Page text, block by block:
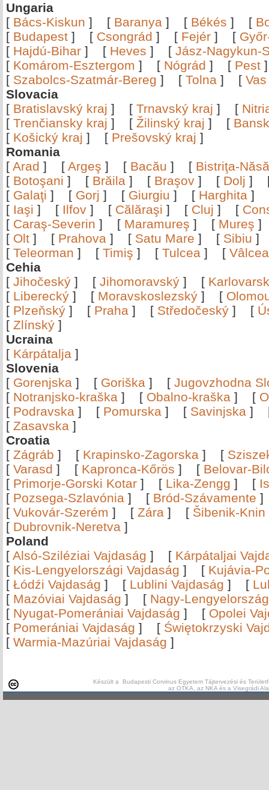
Ungaria
[ Bács-Kiskun ] [ Baranya ] [ Békés ] [
[ Budapest ] [ Csongrád ] [ Fejér ] [
[ Hajdú-Bihar ] [ Heves ] [ Jász-Nagykun-
[ Komárom-Esztergom ] [ Nógrád ] [ Pest
[ Szabolcs-Szatmár-Bereg ] [ Tolna ] [ Vas
Slovacia
[ Bratislavský kraj ] [ Trnavský kraj ] [
[ Trenčiansky kraj ] [ Žilinský kraj ] [
[ Košický kraj ] [ Prešovský kraj ]
Romania
[ Arad ] [ Argeş ] [ Bacău ] [ Bistriţa-
[ Botoşani ] [ Brăila ] [ Braşov ] [ Dolj ]
[ Galaţi ] [ Gorj ] [ Giurgiu ] [ Harghita ]
[ Iaşi ] [ Ilfov ] [ Călăraşi ] [ Cluj ] [
[ Caraş-Severin ] [ Maramureş ] [ Mureş
[ Olt ] [ Prahova ] [ Satu Mare ] [ Sibiu
[ Teleorman ] [ Timiş ] [ Tulcea ] [
Cehia
[ Jihočeský ] [ Jihomoravský ] [
[ Liberecký ] [ Moravskoslezský ] [
[ Plzeňský ] [ Praha ] [ Středočeský ] [
[ Zlínský ]
Ucraina
[ Kárpátalja ]
Slovenia
[ Gorenjska ] [ Goriška ] [ Jugovzhodna
[ Notranjsko-kraška ] [ Obalno-kraška ] [
[ Podravska ] [ Pomurska ] [ Savinjska ]
[ Zasavska ]
Croatia
[ Zágráb ] [ Krapinsko-Zagorska ] [
[ Varasd ] [ Kapronca-Kőrös ] [ Belovar-
[ Primorje-Gorski Kotar ] [ Lika-Zengg ] [
[ Pozsega-Szlavónia ] [ Bród-Szávamente
[ Vukovár-Szerém ] [ Zára ] [ Šibenik-Knin
[ Dubrovnik-Neretva ]
Poland
[ Alsó-Sziléziai Vajdaság ] [ Kárpátaljai
[ Kis-Lengyelországi Vajdaság ] [ Kujávia-
[ Łódźi Vajdaság ] [ Lublini Vajdaság ] [
[ Mazóviai Vajdaság ] [ Nagy-
[ Nyugat-Pomerániai Vajdaság ] [ Opolei
[ Pomerániai Vajdaság ] [ Świętokrzyski
[ Warmia-Mazúriai Vajdaság ]
Készült a Budapesti Corvinus Egyetem Tájtervezési és
az OTKA, az NKA és a Visegrádi